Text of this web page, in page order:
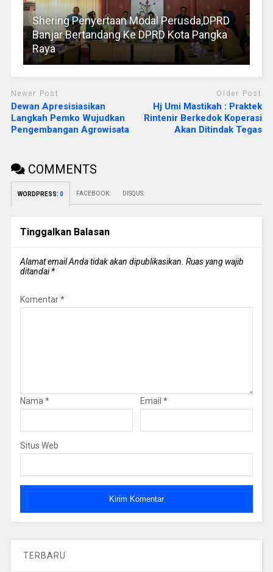
Shering Penyertaan Modal Perusda,DPRD
Banjar Bertandang Ke DPRD Kota Pangka
Raya
Newer Post
Dewan Apresisiasikan
Langkah Pemko Wujudkan
Pengembangan Agrowisata
Older Post
Hj Umi Mastikah : Praktek
Rintenir Berkedok Koperasi
Akan Ditindak Tegas
COMMENTS
WORDPRESS: 0 FACEBOOK: DISQUS:
Tinggalkan Balasan
Alamat email Anda tidak akan dipublikasikan. Ruas yang wajib
ditandai*
Komentar*
Nama * Email *
Situs Web
TERBARU